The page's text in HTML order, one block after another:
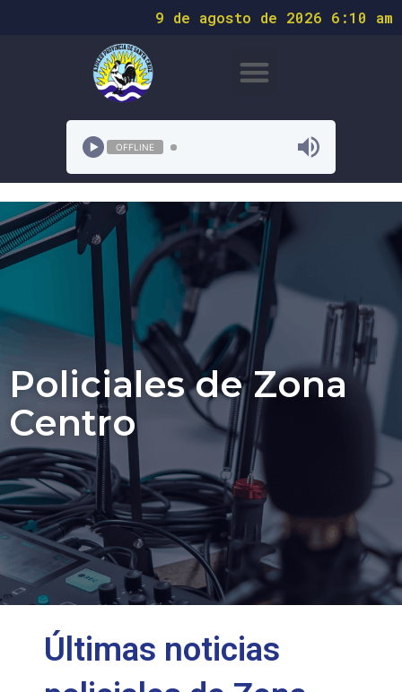
9 de agosto de 2026 6:10 am
OFFLINE
Policiales de Zona
Centro
Últimas noticias